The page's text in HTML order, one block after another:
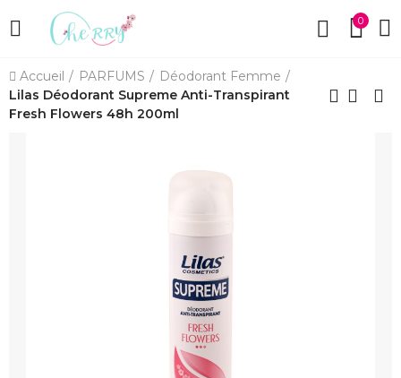
0
Accueil PARFUMS
Déodorant Femme
Lilas Déodorant Supreme Anti-Transpirant
Fresh Flowers 48h 200ml